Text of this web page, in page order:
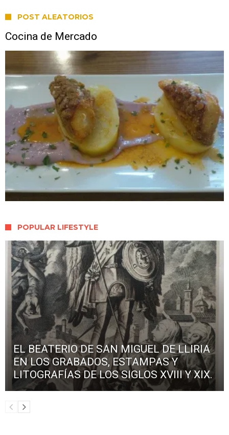
POST ALEATORIOS
Cocina de Mercado
POPULAR LIFESTYLE
EL BEATERIO DE SAN MIGUEL DE LLIRIA
EN LOS GRABADOS, ESTAMPAS Y
LITOGRAFÍAS DE LOS SIGLOS XVIII Y XIX.